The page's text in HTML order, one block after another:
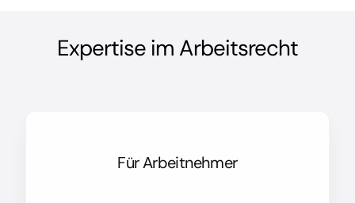
Expertise im Arbeitsrecht
Für Arbeitnehmer